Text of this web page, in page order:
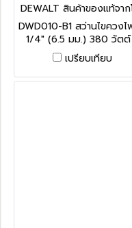
DEWALT สินค้าของแท้จาก
งานผู้ผลิต DWD010-B1
DWD010-B1 สว่านไขควง
1/4" (6.5 มม.) 380 วัต
3600RPM "DEWALT" ดีวอ
เปรียบเทียบ